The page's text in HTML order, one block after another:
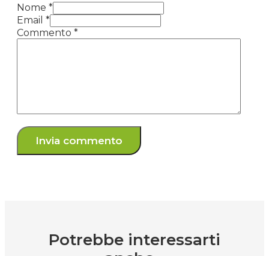
Nome *
Email *
Commento *
Potrebbe interessarti